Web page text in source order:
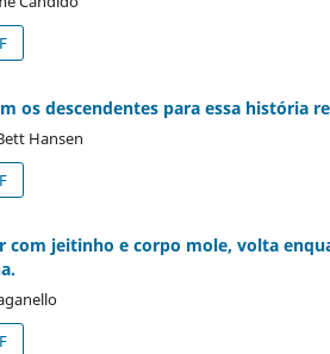
os descendentes para essa história
Hansen
com jeitinho e corpo mole, volta